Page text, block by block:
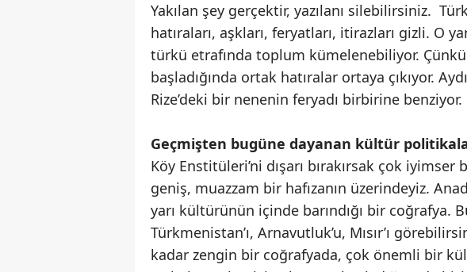
Yakılan şey gerçektir, yazılanı silebilirsiniz.
hatıraları, aşkları, feryatları, itirazları gizli. O
türkü etrafında toplum kümelenebiliyor.
başladığında ortak hatıralar ortaya çıkıyor.
Rize’deki bir nenenin feryadı birbirine benziyor.
Geçmişten bugüne dayanan kültür
Köy Enstitüleri’ni dışarı bırakırsak çok
geniş, muazzam bir hafızanın üzerindeyiz.
yarı kültürünün içinde barındığı bir coğrafya.
Türkmenistan’ı, Arnavutluk’u, Mısır’ı
kadar zengin bir coğrafyada, çok önemli bir